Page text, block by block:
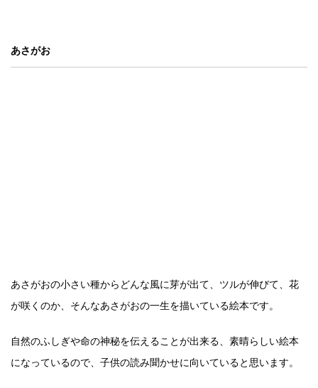
あさがお
あさがおの小さい種からどんな風に芽が出て、ツルが伸びて、花
が咲くのか、そんなあさがおの一生を描いている絵本です。
自然のふしぎや命の神秘を伝えることが出来る、素晴らしい絵本
になっているので、子供の読み聞かせに向いていると思います。